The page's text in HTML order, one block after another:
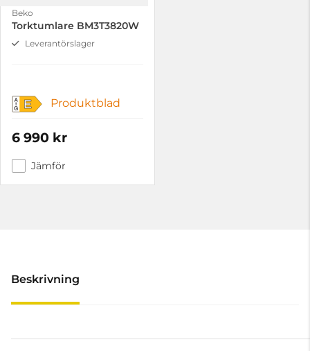
Beko
Torktumlare BM3T3820W
Leverantörslager
E Produktblad
6 990 kr
Jämför
Beskrivning